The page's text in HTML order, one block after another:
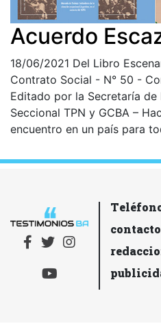
Acuerdo
18/06/2021 Del Libro
Contrato Social - N° 50 -
Editado por la Secretaría de
Seccional TPN y GCBA –
encuentro en un país para